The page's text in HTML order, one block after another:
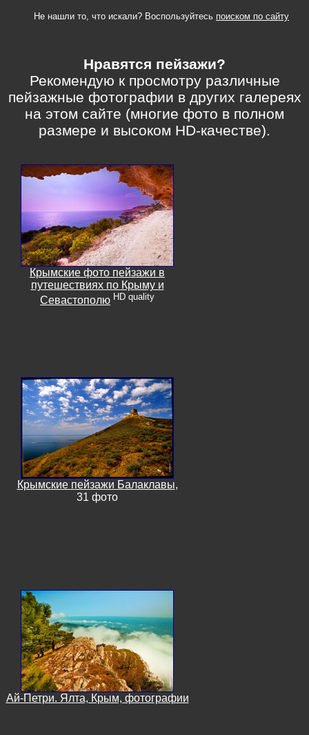
Не нашли то, что искали? Воспользуйтесь поиском по сайту
Нравятся пейзажи?
Рекомендую к просмотру различные
пейзажные фотографии в других галереях
на этом сайте (многие фото в полном
размере и высоком HD-качестве).
Крымские фото пейзажи в
путешествиях по Крыму и
Севастополю HD quality
Крымские пейзажи Балаклавы,
31 фото
Ай-Петри. Ялта, Крым, фотографии